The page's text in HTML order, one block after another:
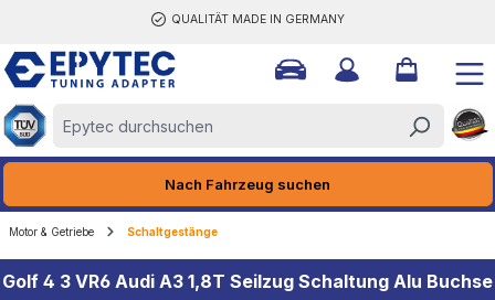
QUALITÄT MADE IN GERMANY
Nach Fahrzeug suchen
Motor & Getriebe Schaltgestänge
Golf 4 3 VR6 Audi A3 1,8T Seilzug Schaltung Alu Buchse